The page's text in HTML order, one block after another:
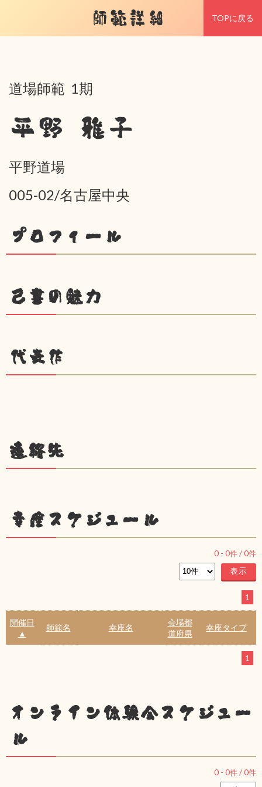
師範詳細 TOPに戻る
道場師範 1期
平野 雅子
平野道場
005-02/名古屋中央
プロフィール
己書の魅力
代表作
連絡先
幸座スケジュール
0 - 0件 /0件
1
開催日
▲
師範名 幸座名
会場都
道府県
幸座タイプ
1
オンライン体験会スケジュー
ル
0 - 0件 /0件